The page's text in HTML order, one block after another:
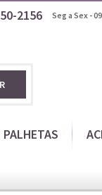
2156 Seg a Sex -
PALHETAS